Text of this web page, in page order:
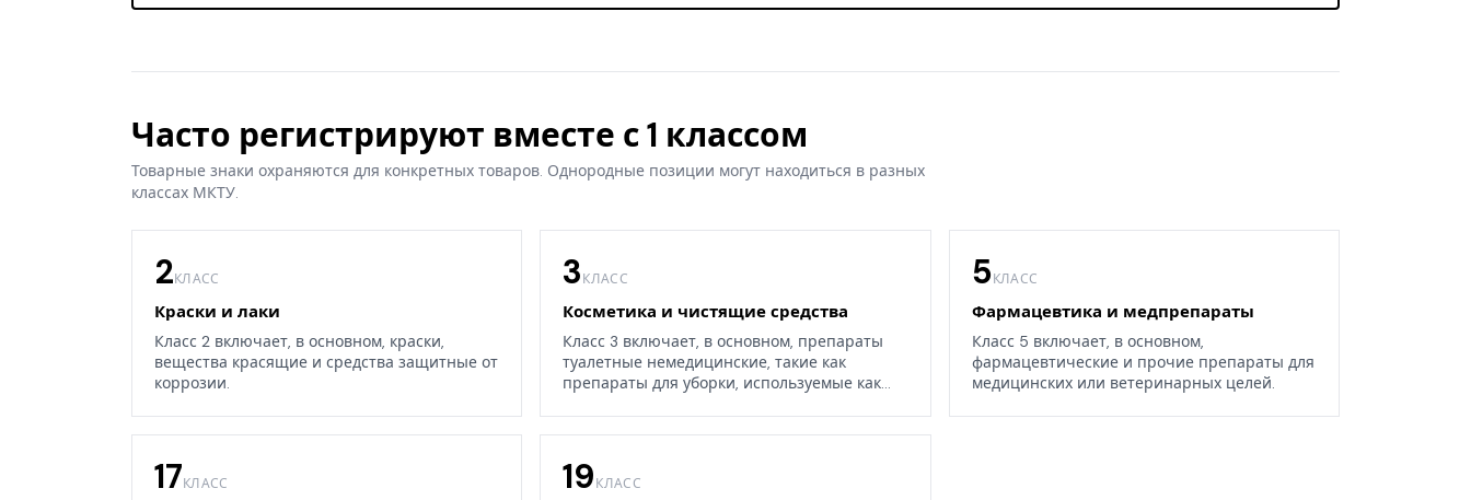
Часто регистрируют вместе с 1 классом
Товарные знаки охраняются для конкретных товаров. Однородные позиции могут находиться в разных
классах МКТУ.
2КЛАСС
Краски и лаки
Класс 2 включает, в основном, краски,
вещества красящие и средства защитные от
коррозии.
3КЛАСС
Косметика и чистящие средства
Класс 3 включает, в основном, препараты
туалетные немедицинские, такие как
препараты для уборки, используемые как
5КЛАСС
Фармацевтика и медпрепараты
Класс 5 включает, в основном,
фармацевтические и прочие препараты для
медицинских или ветеринарных целей.
17КЛАСС 19КЛАСС